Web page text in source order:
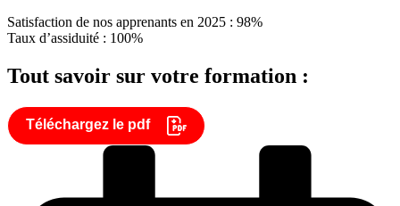
Satisfaction de nos apprenants en 2025 : 98%
Taux d’assiduité : 100%
Tout savoir sur votre formation :
Téléchargez le pdf